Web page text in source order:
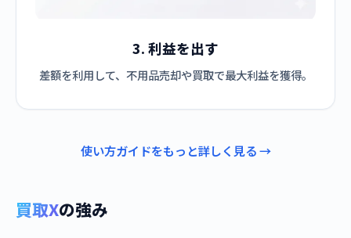
3. 利益を出す
差額を利用して、不用品売却や買取で最大利益を獲得。
使い方ガイドをもっと詳しく見る →
買取Xの強み